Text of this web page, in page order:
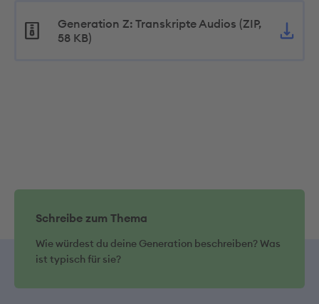
Generation Z: Transkripte Audios (ZIP,
58 KB)
Schreibe zum Thema
Wie würdest du deine Generation beschreiben? Was
ist typisch für sie?